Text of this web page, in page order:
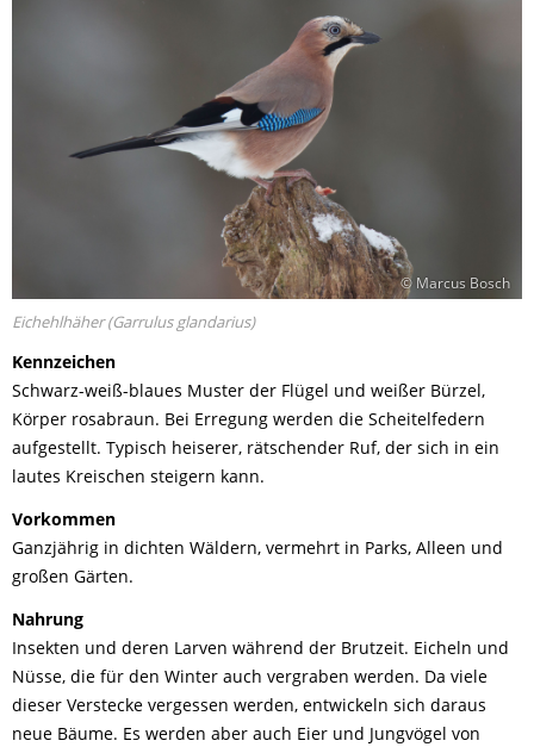
© Marcus Bosch
Eichehlhäher (Garrulus glandarius)
Kennzeichen
Schwarz-weiß-blaues Muster der Flügel und weißer Bürzel,
Körper rosabraun. Bei Erregung werden die Scheitelfedern
aufgestellt. Typisch heiserer, rätschender Ruf, der sich in ein
lautes Kreischen steigern kann.
Vorkommen
Ganzjährig in dichten Wäldern, vermehrt in Parks, Alleen und
großen Gärten.
Nahrung
Insekten und deren Larven während der Brutzeit. Eicheln und
Nüsse, die für den Winter auch vergraben werden. Da viele
dieser Verstecke vergessen werden, entwickeln sich daraus
neue Bäume. Es werden aber auch Eier und Jungvögel von